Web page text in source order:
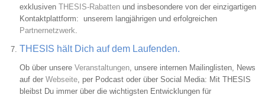
exklusiven THESIS-Rabatten und insbesondere von der einzigartigen
Kontaktplattform: unserem langjährigen und erfolgreichen
Partnernetzwerk.
THESIS hält Dich auf dem Laufenden.
Ob über unsere Veranstaltungen, unsere internen Mailinglisten, News
auf der Webseite, per Podcast oder über Social Media: Mit THESIS
bleibst Du immer über die wichtigsten Entwicklungen für